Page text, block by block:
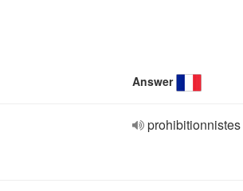
Answer
prohibitionnistes